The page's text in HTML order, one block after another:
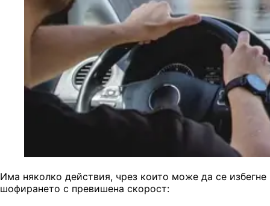
Има няколко действия, чрез които може да се избегне
шофирането с превишена скорост: